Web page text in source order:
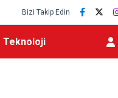
Bizi Takip Edin
Teknoloji